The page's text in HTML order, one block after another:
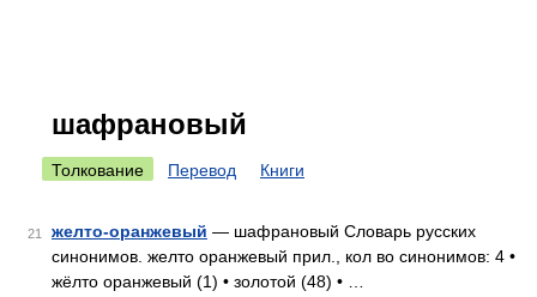
шафрановый
Толкование Перевод Книги
21 желто-оранжевый — шафрановый Словарь русских
синонимов. желто оранжевый прил., кол во синонимов: 4 •
жёлто оранжевый (1) • золотой (48) • …